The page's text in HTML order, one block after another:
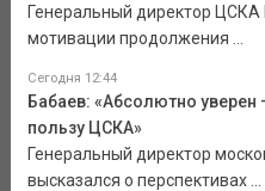
Генеральный директор
мотивации продолжения ...
Сегодня 12:44
Бабаев: «Абсолютно
пользу ЦСКА»
Генеральный директор
высказался о перспективах ...